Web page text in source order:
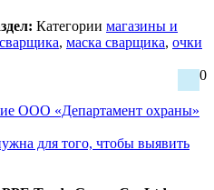
Категории магазины и
, маска сварщика, очки
0
ООО «Департамент охраны»
для того, чтобы выявить